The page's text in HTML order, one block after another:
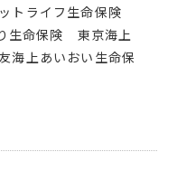
トライフ生命保険
生命保険 東京海上
海上あいおい生命保